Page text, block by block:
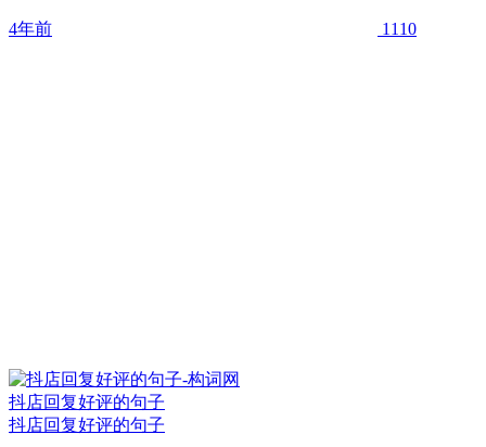
4年前 1110
抖店回复好评的句子
抖店回复好评的句子